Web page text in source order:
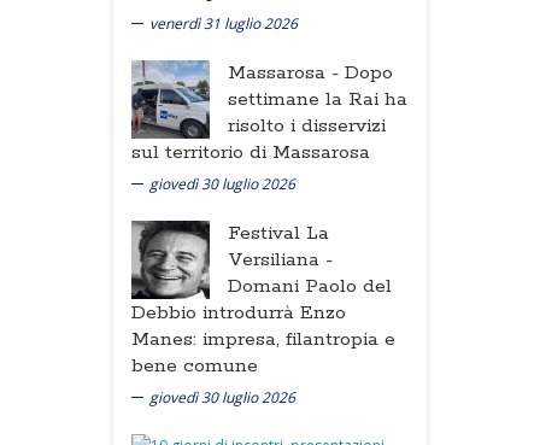
venerdì 31 luglio 2026
Massarosa - Dopo
settimane la Rai ha
risolto i disservizi
sul territorio di Massarosa
giovedì 30 luglio 2026
Festival La
Versiliana -
Domani Paolo del
Debbio introdurrà Enzo
Manes: impresa, filantropia e
bene comune
giovedì 30 luglio 2026